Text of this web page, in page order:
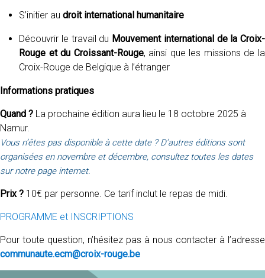
S’initier au droit international humanitaire
Découvrir le travail du Mouvement international de la Croix-
Rouge et du Croissant-Rouge, ainsi que les missions de la
Croix-Rouge de Belgique à l’étranger
Informations pratiques
Quand ? La prochaine édition aura lieu le 18 octobre 2025 à
Namur.
Vous n’êtes pas disponible à cette date ? D’autres éditions sont
organisées en novembre et décembre, consultez toutes les dates
sur notre page internet.
Prix ? 10€ par personne. Ce tarif inclut le repas de midi.
PROGRAMME et INSCRIPTIONS
Pour toute question, n’hésitez pas à nous contacter à l’adresse
communaute.ecm@croix-rouge.be